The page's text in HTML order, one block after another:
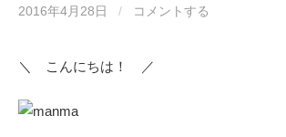
2016年4月28日 / コメントする
＼ こんにちは！ ／